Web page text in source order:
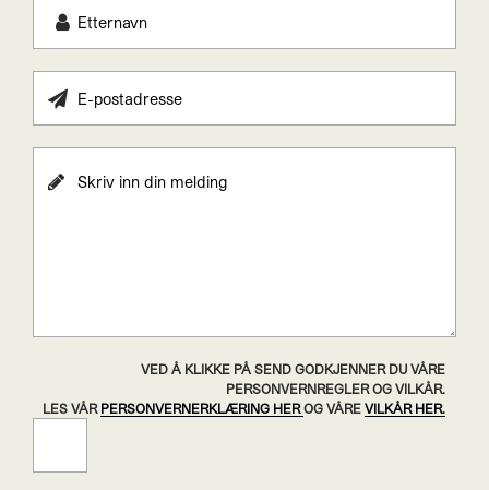
VED Å KLIKKE PÅ SEND GODKJENNER DU VÅRE
PERSONVERNREGLER OG VILKÅR.
LES VÅR PERSONVERNERKLÆRING HEROG VÅRE VILKÅR HER.